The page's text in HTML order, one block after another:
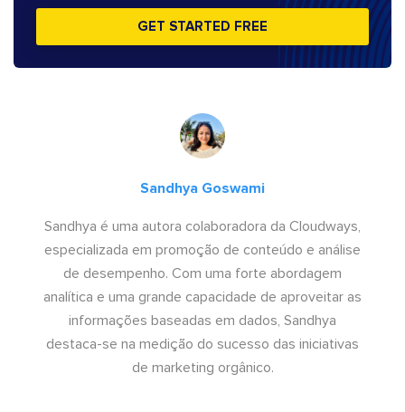
GET STARTED FREE
Sandhya Goswami
Sandhya é uma autora colaboradora da Cloudways,
especializada em promoção de conteúdo e análise
de desempenho. Com uma forte abordagem
analítica e uma grande capacidade de aproveitar as
informações baseadas em dados, Sandhya
destaca-se na medição do sucesso das iniciativas
de marketing orgânico.